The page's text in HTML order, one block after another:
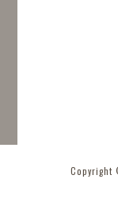
Copyright